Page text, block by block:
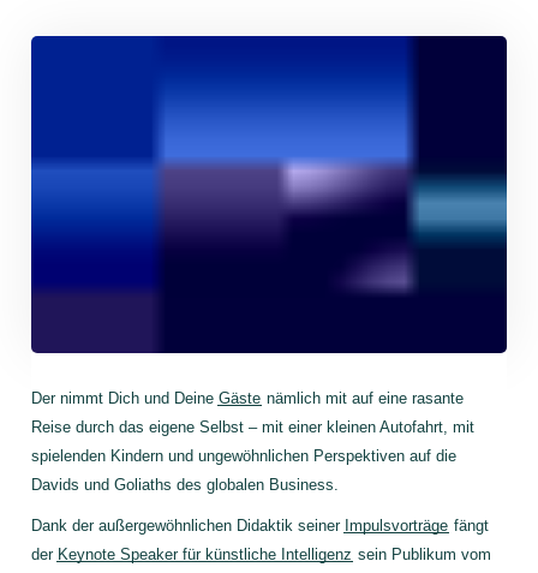
Der nimmt Dich und Deine Gäste nämlich mit auf eine rasante
Reise durch das eigene Selbst – mit einer kleinen Autofahrt, mit
spielenden Kindern und ungewöhnlichen Perspektiven auf die
Davids und Goliaths des globalen Business.
Dank der außergewöhnlichen Didaktik seiner Impulsvorträge fängt
der Keynote Speaker für künstliche Intelligenz sein Publikum vom